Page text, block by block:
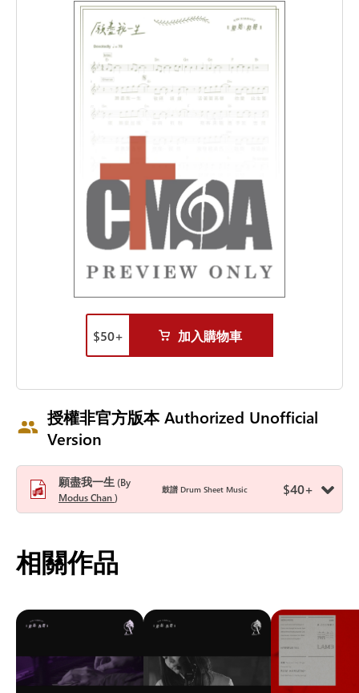
$50+ 加入購物車
授權非官方版本 Authorized Unofficial
Version
願盡我一生 By
Modus Chan
鼓譜 Drum Sheet Music $40+
相關作品